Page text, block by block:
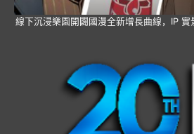
線下沉浸樂園開闢國漫全新增長曲線，IP